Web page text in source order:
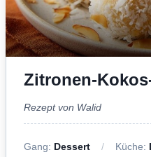
Zitronen-
Rezept von Walid
Gang: Dessert Küche: